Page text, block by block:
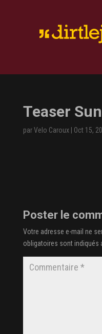
Teaser
parVelo Caroux| Oct 15,
Poster le
Votre adresse e-mail ne
obligatoires sont indiqués